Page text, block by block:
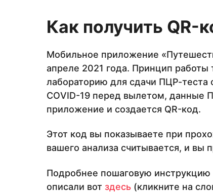
Как получить QR-
Мобильное приложение
апреле 2021 года. Принцип работы
лабораторию для сдачи ПЦР-
CОVID-19 перед вылетом, данные
приложение и создается QR-код.
Этот код вы показываете при
вашего анализа считывается, и вы
Подробнее пошаговую
описали вот здесь (кликните на